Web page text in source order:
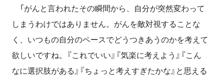
「がんと言われたその瞬間から、自分が突然変わって
しまうわけではありません。がんを敵対視することな
く、いつもの自分のペースでどうつきあうのかを考えて
欲しいですね。『これでいい』『気楽に考えよう』『こん
なに選択肢がある』『ちょっと考えすぎたかな』と思える